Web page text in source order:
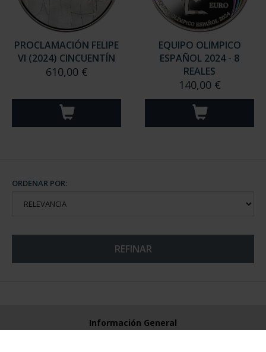
PROCLAMACIÓN FELIPE
VI (2024) CINCUENTÍN
610,00 €
EQUIPO OLIMPICO
ESPAÑOL 2024 - 8
REALES
140,00 €
ORDENAR POR:
REFINAR
Información General